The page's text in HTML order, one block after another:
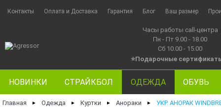
Контакты Оплата и Доставка Гарантия Блог Ваш размер
Часы работы call-центра
Пн - Пт 9.00 - 18.00
Сб 10.00 - 15.00
⭐Подарочные
НОВИНКИ СТРАЙКБОЛ ОДЕЖДА ОБУВЬ
Главная ► Одежда ► Куртки ► Анораки ► УКР. АНОРАК